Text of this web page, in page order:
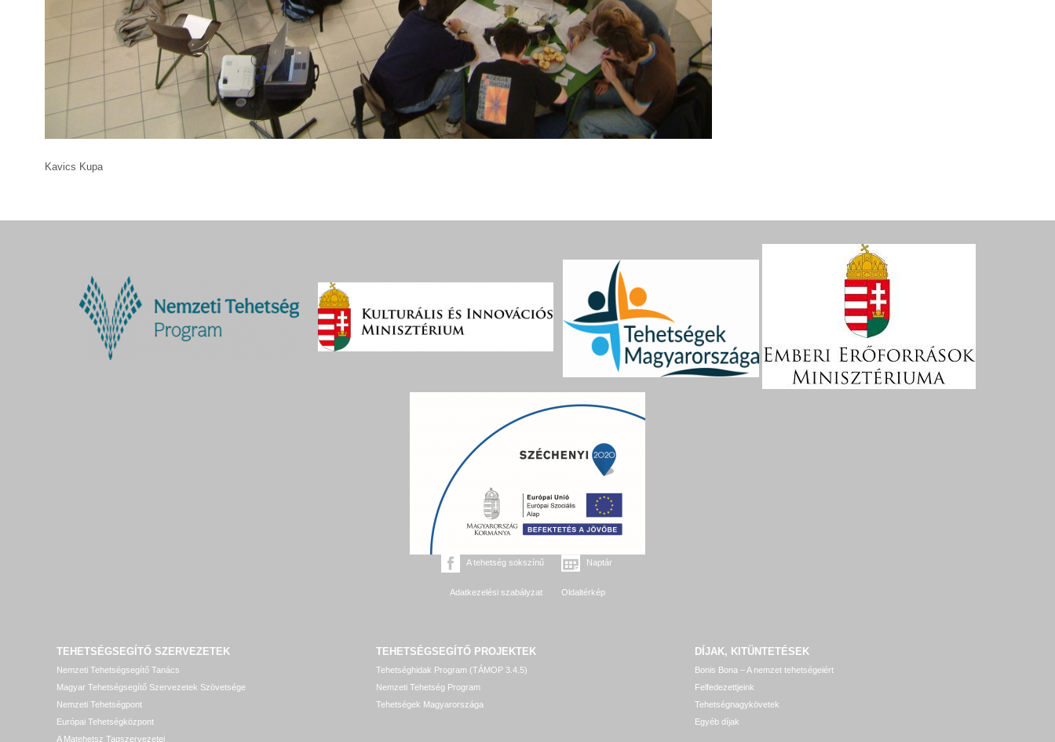
Kavics Kupa
A tehetség sokszínű Naptár
Adatkezelési szabályzat Oldaltérkép
TEHETSÉGSEGÍTŐ SZERVEZETEK
Nemzeti Tehetségsegítő Tanács
Magyar Tehetségsegítő Szervezetek Szövetsége
Nemzeti Tehetségpont
Európai Tehetségközpont
A Matehetsz Tagszervezetei
TEHETSÉGSEGÍTŐ PROJEKTEK
Tehetséghidak Program (TÁMOP 3.4.5)
Nemzeti Tehetség Program
Tehetségek Magyarországa
DÍJAK, KITÜNTETÉSEK
Bonis Bona – A nemzet tehetségeiért
Felfedezettjeink
Tehetségnagykövetek
Egyéb díjak